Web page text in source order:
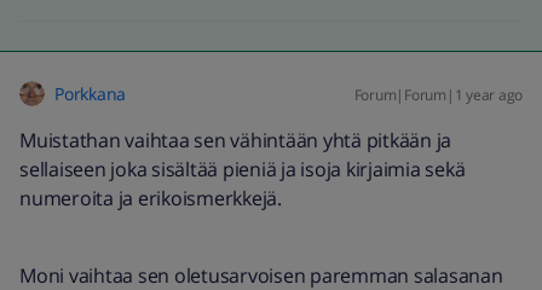
Porkkana Forum|Forum|1 year ago
Muistathan vaihtaa sen vähintään yhtä pitkään ja
sellaiseen joka sisältää pieniä ja isoja kirjaimia sekä
numeroita ja erikoismerkkejä.
Moni vaihtaa sen oletusarvoisen paremman salasanan